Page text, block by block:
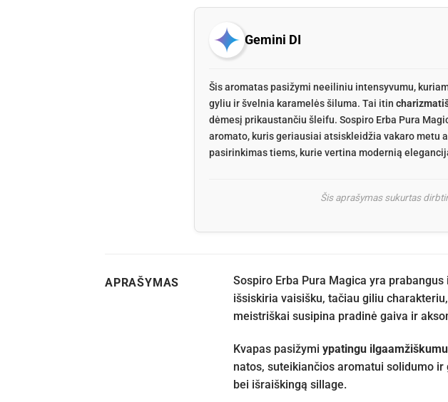
Gemini DI
Šis aromatas pasižymi neeiliniu intensyvumu,
gyliu ir švelnia karamelės šiluma. Tai itin
dėmesį prikaustančiu šleifu. Sospiro Erba Pura
aromato, kuris geriausiai atsiskleidžia vakaro metu
pasirinkimas tiems, kurie vertina modernią
Šis aprašymas sukurtas
APRAŠYMAS
Sospiro Erba Pura Magica yra
išsiskiria vaisišku, tačiau giliu
meistriškai susipina pradinė gaiva ir
Kvapas pasižymi ypatingu ilgaamžiškumu
natos, suteikiančios aromatui solidumo
bei išraiškingą sillage.